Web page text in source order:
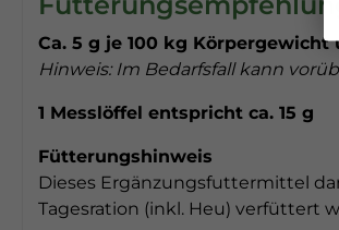
Ca. 5 g je 100 kg Körpergewicht
Hinweis: Im Bedarfsfall kann
1 Messlöffel entspricht ca. 15 g
Fütterungshinweis
Dieses Ergänzungsfuttermittel
Tagesration (inkl. Heu) verfüttert